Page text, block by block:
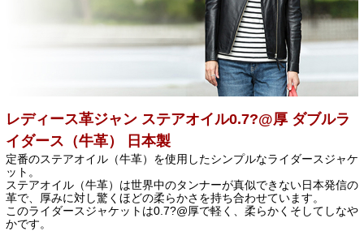
レディース革ジャン ステアオイル0.7?@厚 ダブルラ
イダース（牛革） 日本製
定番のステアオイル（牛革）を使用したシンプルなライダースジャケ
ット。
ステアオイル（牛革）は世界中のタンナーが真似できない日本発信の
革で、厚みに対し驚くほどの柔らかさを持ち合わせています。
このライダースジャケットは0.7?@厚で軽く、柔らかくそしてしなや
かです。